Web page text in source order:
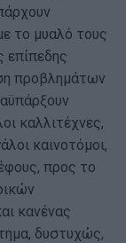
το μυαλό τους
επίπεδης
προβλημάτων
καλλιτέχνες,
καινοτόμοι,
προς το
κανένας
δυστυχώς,